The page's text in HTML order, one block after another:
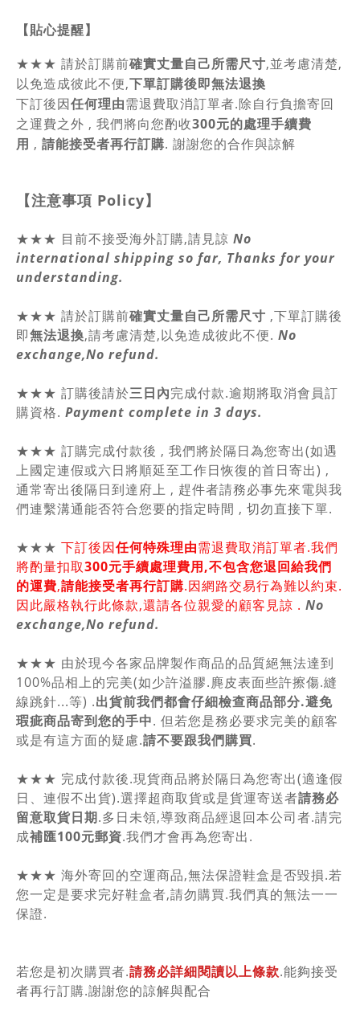
【貼心提醒】
★★★ 請於訂購前確實丈量自己所需尺寸,並考慮清楚,
以免造成彼此不便,下單訂購後即無法退換
下訂後因任何理由需退費取消訂單者.除自行負擔寄回
之運費之外 , 我們將向您酌收300元的處理手續費
用 , 請能接受者再行訂購. 謝謝您的合作與諒解
【注意事項 Policy】
★★★ 目前不接受海外訂購,請見諒 No
international shipping so far, Thanks for your
understanding.
★★★ 請於訂購前確實丈量自己所需尺寸 ,下單訂購後
即無法退換,請考慮清楚,以免造成彼此不便. No
exchange,No refund.
★★★ 訂購後請於三日內完成付款.逾期將取消會員訂
購資格. Payment complete in 3 days.
★★★ 訂購完成付款後 , 我們將於隔日為您寄出(如遇
上國定連假或六日將順延至工作日恢復的首日寄出) ,
通常寄出後隔日到達府上 , 趕件者請務必事先來電與我
們連繫溝通能否符合您要的指定時間 , 切勿直接下單.
★★★ 下訂後因任何特殊理由需退費取消訂單者.我們
將酌量扣取300元手續處理費用,不包含您退回給我們
的運費,請能接受者再行訂購.因網路交易行為難以約束.
因此嚴格執行此條款,還請各位親愛的顧客見諒 . No
exchange,No refund.
★★★ 由於現今各家品牌製作商品的品質絕無法達到
100%品相上的完美(如少許溢膠.麂皮表面些許擦傷.縫
線跳針...等) .出貨前我們都會仔細檢查商品部分.避免
瑕疵商品寄到您的手中. 但若您是務必要求完美的顧客
或是有這方面的疑慮.請不要跟我們購買.
★★★ 完成付款後.現貨商品將於隔日為您寄出(適逢假
日、連假不出貨).選擇超商取貨或是貨運寄送者請務必
留意取貨日期.多日未領,導致商品經退回本公司者.請完
成補匯100元郵資.我們才會再為您寄出.
★★★ 海外寄回的空運商品,無法保證鞋盒是否毀損.若
您一定是要求完好鞋盒者,請勿購買.我們真的無法一一
保證.
若您是初次購買者.請務必詳細閱讀以上條款.能夠接受
者再行訂購.謝謝您的諒解與配合